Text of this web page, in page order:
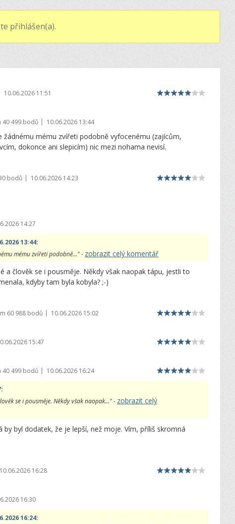
přihlášen(a).
10.06.2026 11:51
40 499 bodů | 10.06.2026 13:44
žádnému mému zvířeti podobně vyfocenému (zajícům,
dokonce ani slepicím) nic mezi nohama nevisí.
bodů | 10.06.2026 14:23
14:27
13:44:
mému zvířeti podobně..." - zobrazit celý komentář
a člověk se i pousměje. Někdy však naopak tápu, jestli to
kdyby tam byla kobyla? ;-)
60 988 bodů | 10.06.2026 15:02
15:47
40 499 bodů | 10.06.2026 16:24
:
se i pousměje. Někdy však naopak..." - zobrazit celý
byl dodatek, že je lepší, než moje. Vím, příliš skromná
10.06.2026 16:28
16:30
16:24: